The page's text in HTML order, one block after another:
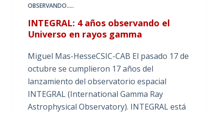
OBSERVANDO.....
INTEGRAL: 4 años observando el
Universo en rayos gamma
Miguel Mas-HesseCSIC-CAB El pasado 17 de
octubre se cumplieron 17 años del
lanzamiento del observatorio espacial
INTEGRAL (International Gamma Ray
Astrophysical Observatory). INTEGRAL está